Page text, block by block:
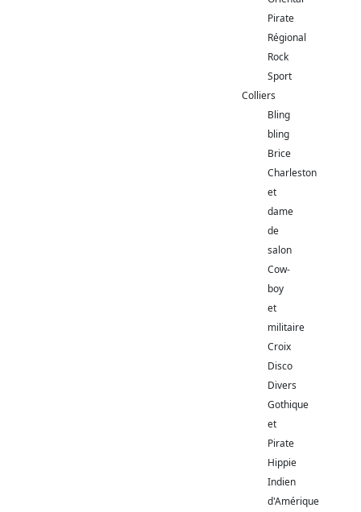
Pirate
Régional
Rock
Sport
Colliers
Bling
bling
Brice
Charleston
et
dame
de
salon
Cow-
boy
et
militaire
Croix
Disco
Divers
Gothique
et
Pirate
Hippie
Indien
d'Amérique